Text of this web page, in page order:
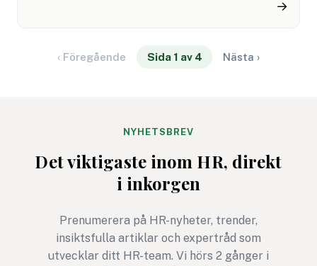
arbetsmiljöarbetet i verksamheten och
→
‹ Föregående Sida 1 av 4 Nästa ›
NYHETSBREV
Det viktigaste inom HR, direkt
i inkorgen
Prenumerera på HR-nyheter, trender,
insiktsfulla artiklar och expertråd som
utvecklar ditt HR-team. Vi hörs 2 gånger i